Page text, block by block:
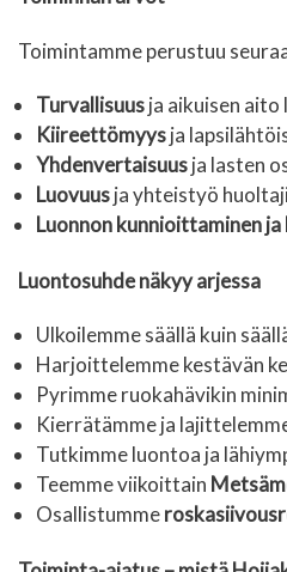
Toimintamme perustuu
Turvallisuusja aikuisen aito
Kiireettömyysja
Yhdenvertaisuusja lasten
Luovuusja yhteistyö
Luonnon kunnioittaminen
Luontosuhde näkyy arjessa
Ulkoilemme säällä kuin
Harjoittelemme kestävän
Pyrimme ruokahävikin
Kierrätämme ja
Tutkimme luontoa ja
Teemme viikoittain
Osallistumme